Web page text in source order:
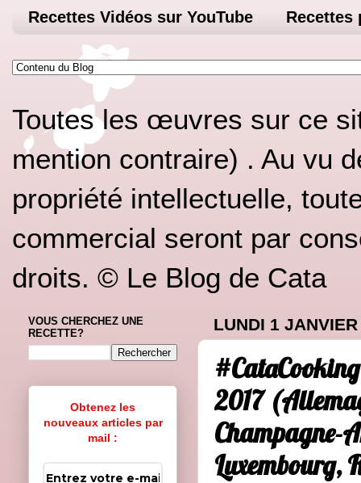
Recettes Vidéos sur YouTube
Recettes
Toutes les œuvres sur ce
mention contraire) . Au vu
propriété intellectuelle,
commercial seront par
droits. © Le Blog de Cata
LUNDI 1
2017
Champagne-
Luxembourg,
VOUS CHERCHEZ UNE
RECETTE?
Obtenez les
nouveaux articles par
mail :